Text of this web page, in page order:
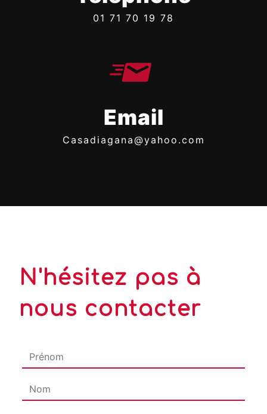
01 71 70 19 78
Email
casadiagana@yahoo.com
N'hésitez pas à
nous contacter